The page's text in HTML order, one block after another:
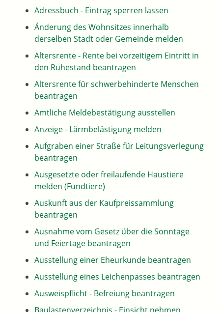
Adressbuch - Eintrag sperren lassen
Änderung des Wohnsitzes innerhalb
derselben Stadt oder Gemeinde melden
Altersrente - Rente bei vorzeitigem Eintritt in
den Ruhestand beantragen
Altersrente für schwerbehinderte Menschen
beantragen
Amtliche Meldebestätigung ausstellen
Anzeige - Lärmbelästigung melden
Aufgraben einer Straße für Leitungsverlegung
beantragen
Ausgesetzte oder freilaufende Haustiere
melden (Fundtiere)
Auskunft aus der Kaufpreissammlung
beantragen
Ausnahme vom Gesetz über die Sonntage
und Feiertage beantragen
Ausstellung einer Eheurkunde beantragen
Ausstellung eines Leichenpasses beantragen
Ausweispflicht - Befreiung beantragen